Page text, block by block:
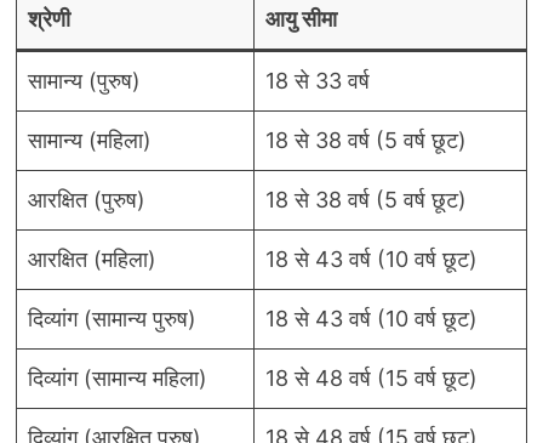
श्रेणी आयु सीमा
सामान्य (पुरुष) 18 से 33 वर्ष
सामान्य (महिला) 18 से 38 वर्ष (5 वर्ष छूट)
आरक्षित (पुरुष) 18 से 38 वर्ष (5 वर्ष छूट)
आरक्षित (महिला) 18 से 43 वर्ष (10 वर्ष छूट)
दिव्यांग (सामान्य पुरुष) 18 से 43 वर्ष (10 वर्ष छूट)
दिव्यांग (सामान्य महिला) 18 से 48 वर्ष (15 वर्ष छूट)
दिव्यांग (आरक्षित पुरुष) 18 से 48 वर्ष (15 वर्ष छूट)